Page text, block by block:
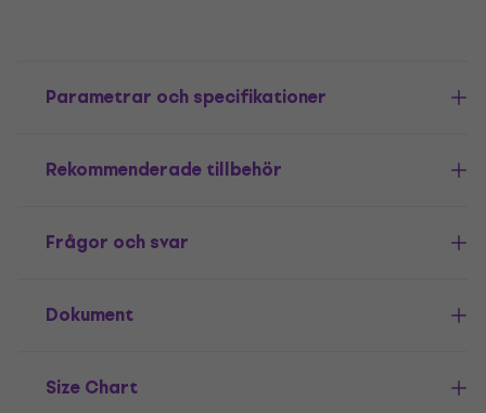
Parametrar och specifikationer
Rekommenderade tillbehör
Frågor och svar
Dokument
Size Chart